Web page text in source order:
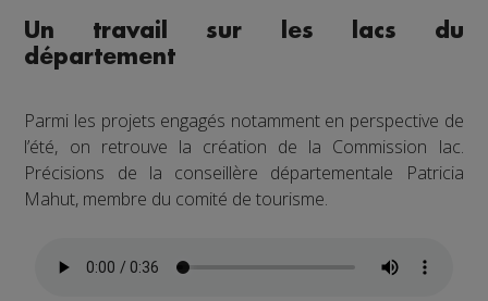
Un travail sur les lacs du
département
Parmi les projets engagés notamment en perspective de
l’été, on retrouve la création de la Commission lac.
Précisions de la conseillère départementale Patricia
Mahut, membre du comité de tourisme.